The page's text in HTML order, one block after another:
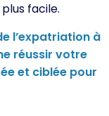
facile.
l’expatriation à
réussir votre
et ciblée pour